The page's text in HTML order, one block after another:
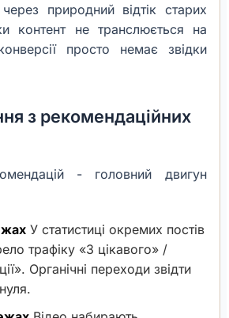
природний відтік старих
контент не транслюється на
просто немає звідки
з рекомендаційних
- головний двигун
У статистиці окремих постів
трафіку «З цікавого» /
Органічні переходи звідти